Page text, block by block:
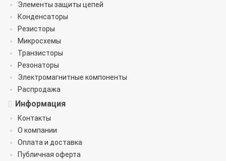
Элементы защиты цепей
Конденсаторы
Резисторы
Микросхемы
Транзисторы
Резонаторы
Электромагнитные компоненты
Распродажа
Информация
Контакты
О компании
Оплата и доставка
Публичная оферта